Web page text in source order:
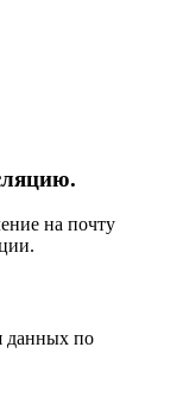
на почту
данных по